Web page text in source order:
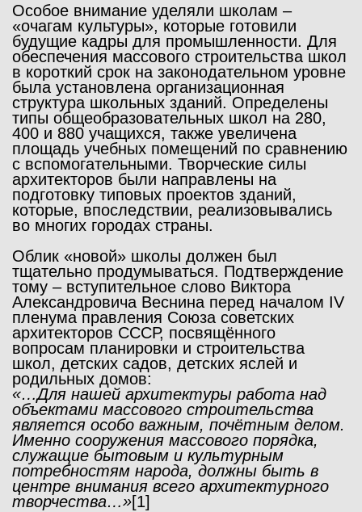
Особое внимание уделяли школам –
«очагам культуры», которые готовили
будущие кадры для промышленности. Для
обеспечения массового строительства школ
в короткий срок на законодательном уровне
была установлена организационная
структура школьных зданий. Определены
типы общеобразовательных школ на 280,
400 и 880 учащихся, также увеличена
площадь учебных помещений по сравнению
с вспомогательными. Творческие силы
архитекторов были направлены на
подготовку типовых проектов зданий,
которые, впоследствии, реализовывались
во многих городах страны.
Облик «новой» школы должен был
тщательно продумываться. Подтверждение
тому – вступительное слово Виктора
Александровича Веснина перед началом IV
пленума правления Союза советских
архитекторов СССР, посвящённого
вопросам планировки и строительства
школ, детских садов, детских яслей и
родильных домов:
«…Для нашей архитектуры работа над
объектами массового строительства
является особо важным, почётным делом.
Именно сооружения массового порядка,
служащие бытовым и культурным
потребностям народа, должны быть в
центре внимания всего архитектурного
творчества…»[1]